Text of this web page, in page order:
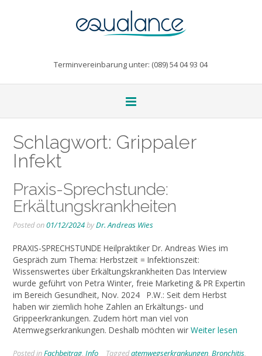
Terminvereinbarung unter: (089) 54 04 93 04
Schlagwort: Grippaler
Infekt
Praxis-Sprechstunde:
Erkältungskrankheiten
Posted on01/12/2024byDr. Andreas Wies
PRAXIS-SPRECHSTUNDE Heilpraktiker Dr. Andreas Wies im
Gespräch zum Thema: Herbstzeit = Infektionszeit:
Wissenswertes über Erkältungskrankheiten Das Interview
wurde geführt von Petra Winter, freie Marketing & PR Expertin
im Bereich Gesundheit, Nov. 2024 P.W.: Seit dem Herbst
haben wir ziemlich hohe Zahlen an Erkältungs- und
Grippeerkrankungen. Zudem hört man viel von
Atemwegserkrankungen. Deshalb möchten wir Weiter lesen
Posted inFachbeitrag, Info Taggedatemwegserkrankungen, Bronchitis,